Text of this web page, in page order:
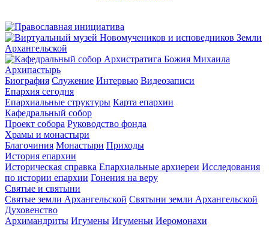
Архипастырь
Биография Служение Интервью Видеозаписи
Епархия сегодня
Епархиальные структуры Карта епархии
Кафедральный собор
Проект собора Руководство фонда
Храмы и монастыри
Благочиния Монастыри Приходы
История епархии
Историческая справка Епархиальные архиереи Исследования
по истории епархии Гонения на веру
Святые и святыни
Святые земли Архангельской Святыни земли Архангельской
Духовенство
Архимандриты Игумены Игуменьи Иеромонахи